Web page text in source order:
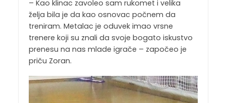
– Kao klinac zavoleo sam rukomet i velika
želja bila je da kao osnovac počnem da
treniram. Metalac je oduvek imao vrsne
trenere koji su znali da svoje bogato iskustvo
prenesu na nas mlade igrače – započeo je
priču Zoran.